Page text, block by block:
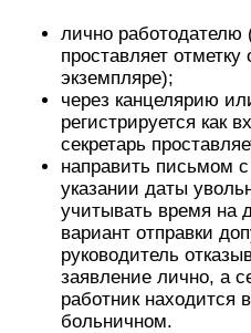
лично работодателю
проставляет
экземпляре);
через канцелярию
регистрируется как
секретарь
направить письмом
указании даты
учитывать время на
вариант отправки
руководитель
заявление лично, а
работник находится
больничном.